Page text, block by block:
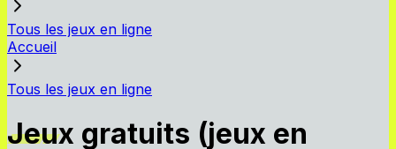
Tous les jeux en ligne
Accueil
Tous les jeux en ligne
Jeux gratuits (jeux en